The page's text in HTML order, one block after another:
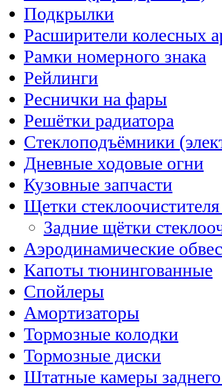
Подкрылки
Расширители колесных
Рамки номерного знака
Рейлинги
Реснички на фары
Решётки радиатора
Стеклоподъёмники
Дневные ходовые огни
Кузовные запчасти
Щетки
Задние щётки
Аэродинамические
Капоты тюнингованные
Спойлеры
Амортизаторы
Тормозные колодки
Тормозные диски
Штатные камеры